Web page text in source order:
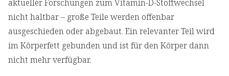
aktueller Forschungen zum Vitamin-D-Stoffwechsel
nicht haltbar – große Teile werden offenbar
ausgeschieden oder abgebaut. Ein relevanter Teil wird
im Körperfett gebunden und ist für den Körper dann
nicht mehr verfügbar.